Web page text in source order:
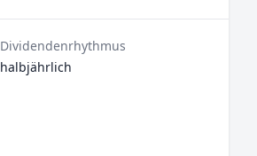
Dividendenrhythmus
halbjährlich